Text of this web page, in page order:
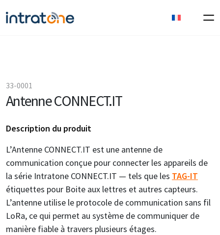
33-0001
Antenne CONNECT.IT
Description du produit
L’Antenne CONNECT.IT est une antenne de
communication conçue pour connecter les appareils de
la série Intratone CONNECT.IT — tels que les TAG-IT
étiquettes pour Boite aux lettres et autres capteurs.
L’antenne utilise le protocole de communication sans fil
LoRa, ce qui permet au système de communiquer de
manière fiable à travers plusieurs étages.